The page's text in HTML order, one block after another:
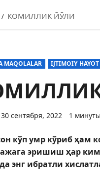
КОМИЛЛИК ЙЎЛИ
MAQOLALAR IJTIMOIY HAYOT
30 сентября, 2022 1
кўп умр кўриб ҳам
эришиш ҳар
энг ибратли